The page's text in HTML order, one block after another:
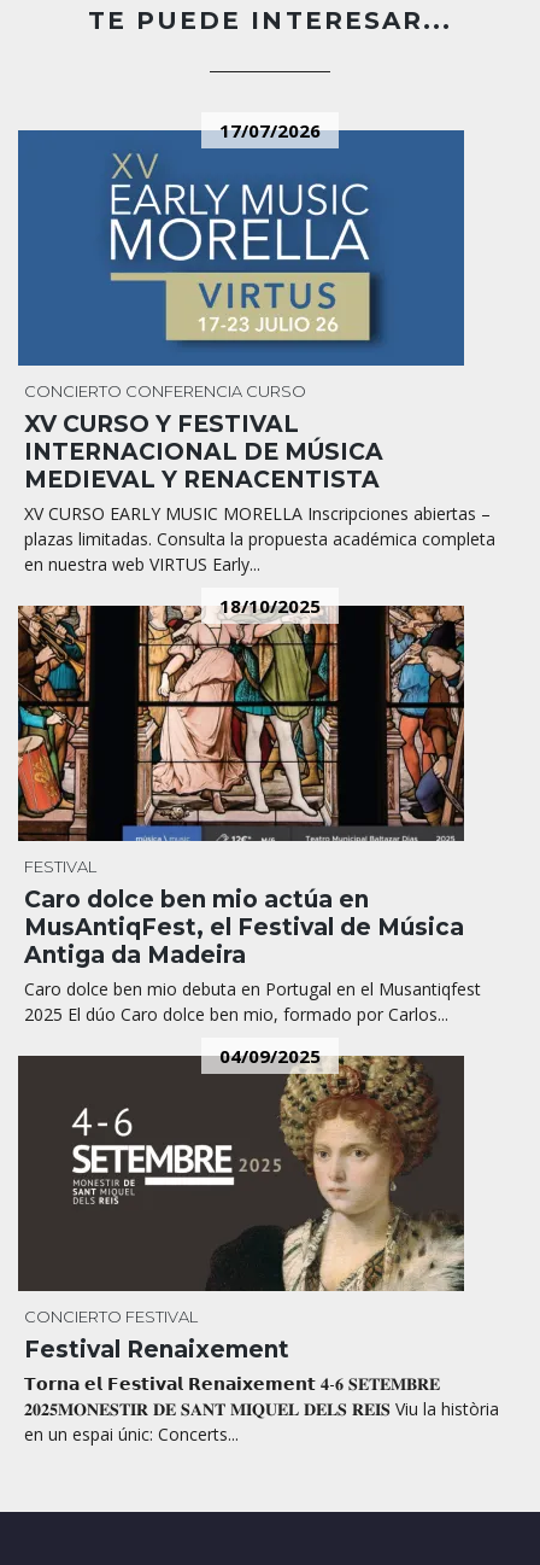
TE PUEDE INTERESAR...
17/07/2026
CONCIERTO CONFERENCIA CURSO
XV CURSO Y FESTIVAL
INTERNACIONAL DE MÚSICA
MEDIEVAL Y RENACENTISTA
XV CURSO EARLY MUSIC MORELLA Inscripciones abiertas –
plazas limitadas. Consulta la propuesta académica completa
en nuestra web VIRTUS Early...
18/10/2025
FESTIVAL
Caro dolce ben mio actúa en
MusAntiqFest, el Festival de Música
Antiga da Madeira
Caro dolce ben mio debuta en Portugal en el Musantiqfest
2025 El dúo Caro dolce ben mio, formado por Carlos...
04/09/2025
CONCIERTO FESTIVAL
Festival Renaixement
𝗧𝗼𝗿𝗻𝗮 𝗲𝗹 𝗙𝗲𝘀𝘁𝗶𝘃𝗮𝗹 𝗥𝗲𝗻𝗮𝗶𝘅𝗲𝗺𝗲𝗻𝘁 𝟒-𝟔 𝐒𝐄𝐓𝐄𝐌𝐁𝐑𝐄
𝟐𝟎𝟐𝟓𝐌𝐎𝐍𝐄𝐒𝐓𝐈𝐑 𝐃𝐄 𝐒𝐀𝐍𝐓 𝐌𝐈𝐐𝐔𝐄𝐋 𝐃𝐄𝐋𝐒 𝐑𝐄𝐈𝐒 Viu la història
en un espai únic: Concerts...